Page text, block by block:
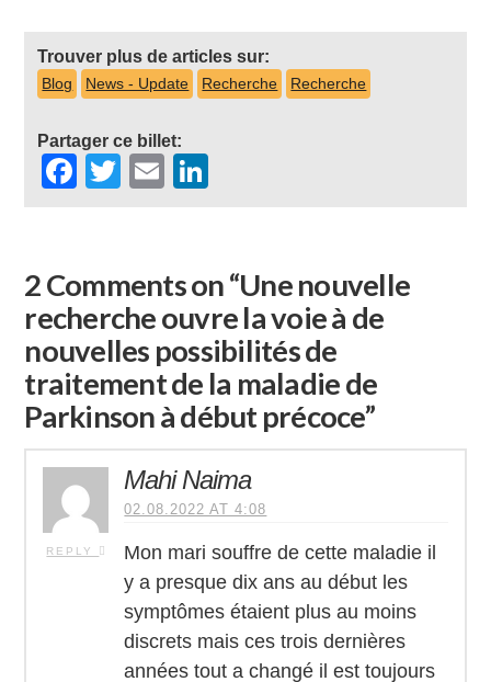
Trouver plus de articles sur:
Blog News - Update Recherche Recherche
Partager ce billet:
Facebook
TwitterEmail
2 Comments on“Une nouvelle
recherche ouvre la voie à de
nouvelles possibilités de
traitement de la maladie de
Parkinson à début précoce”
REPLY
Mahi Naima
02.08.2022 AT 4:08
Mon mari souffre de cette maladie il
y a presque dix ans au début les
symptômes étaient plus au moins
discrets mais ces trois dernières
années tout a changé il est toujours